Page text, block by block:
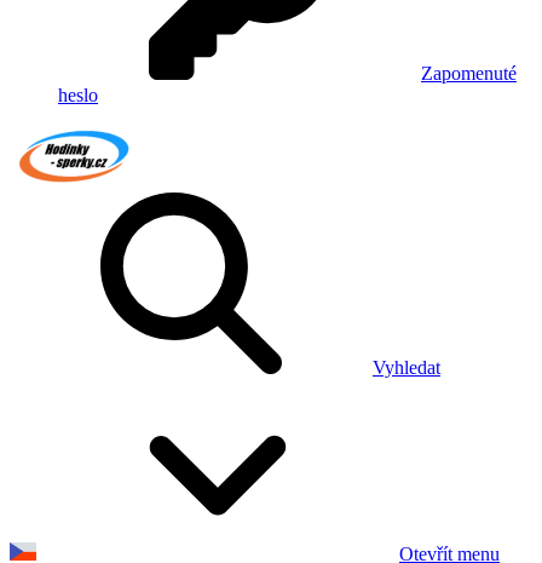
Zapomenuté
heslo
Vyhledat
Otevřít menu